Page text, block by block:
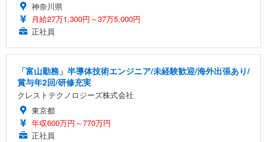
神奈川県
月給27万1,300円～37万5,000円
正社員
「富山勤務」半導体技術エンジニア/未経験歓迎/海外出張あり/
賞与年2回/研修充実
クレストテクノロジーズ株式会社
東京都
年収600万円～770万円
正社員